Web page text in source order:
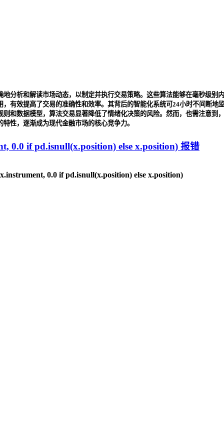
分析和解读市场动态，以制定并执行交易策略。这些算法能够在毫秒级
有效提高了交易的准确性和效率。其背后的智能化系统可24小时不间断
和数据模型，算法交易显著降低了情绪化决策的风险。然而，也需注意
性，逐渐成为现代金融市场的核心竞争力。
0.0 if pd.isnull(x.position) else x.position) 报错
0.0 if pd.isnull(x.position) else x.position)